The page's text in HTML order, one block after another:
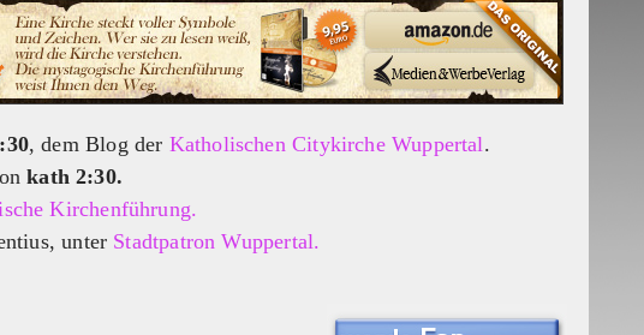
, dem Blog der Katholischen Citykirche Wuppertal.
kath 2:30.
Kirchenführung.
unter Stadtpatron Wuppertal.